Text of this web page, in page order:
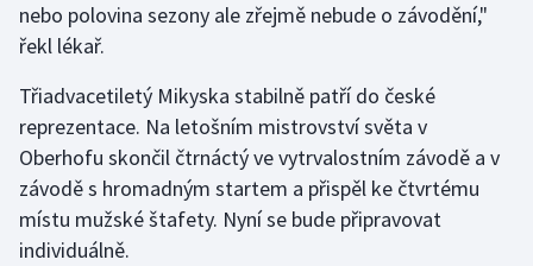
Parasport
Plážový volejbal
Ragby
Rychlobruslení
nebo polovina sezony ale zřejmě nebude o závodění,"
řekl lékař.
Třiadvacetiletý Mikyska stabilně patří do české
reprezentace. Na letošním mistrovství světa v
Oberhofu skončil čtrnáctý ve vytrvalostním závodě a v
závodě s hromadným startem a přispěl ke čtvrtému
místu mužské štafety. Nyní se bude připravovat
individuálně.